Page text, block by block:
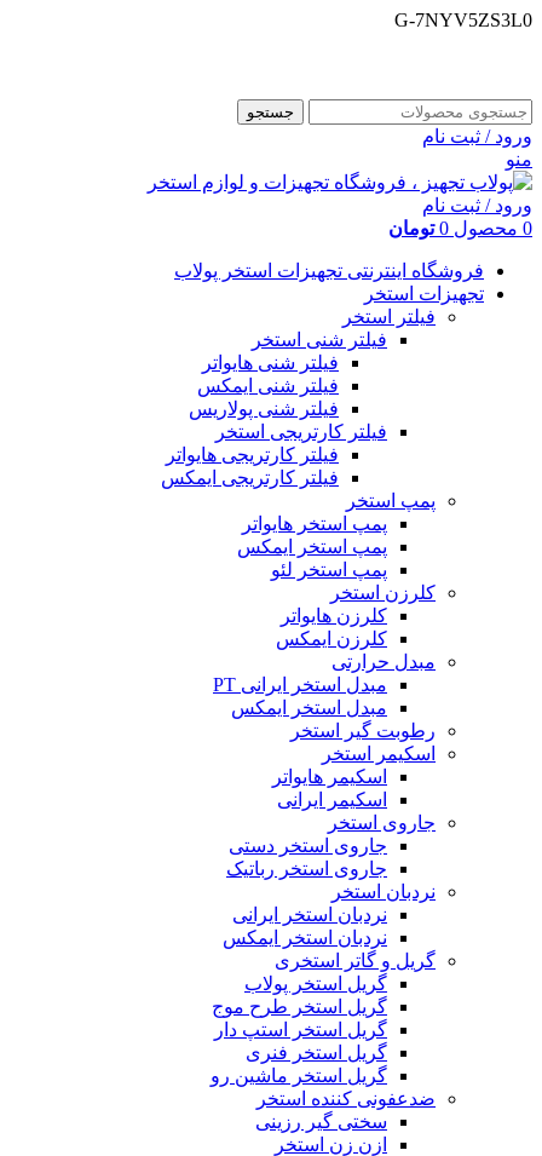
G-7NYV5ZS3L0
جستجو
ورود / ثبت نام
منو
ورود / ثبت نام
0 محصول 0 تومان
فروشگاه اینترنتی تجهیزات استخر پولاب
تجهیزات استخر
فیلتر استخر
فیلتر شنی استخر
فیلتر شنی هایواتر
فیلتر شنی ایمکس
فیلتر شنی پولاریس
فیلتر کارتریجی استخر
فیلتر کارتریجی هایواتر
فیلتر کارتریجی ایمکس
پمپ استخر
پمپ استخر هایواتر
پمپ استخر ایمکس
پمپ استخر لئو
کلرزن استخر
کلرزن هایواتر
کلرزن ایمکس
مبدل حرارتی
مبدل استخر ایرانی PT
مبدل استخر ایمکس
رطوبت گیر استخر
اسکیمر استخر
اسکیمر هایواتر
اسکیمر ایرانی
جاروی استخر
جاروی استخر دستی
جاروی استخر رباتیک
نردبان استخر
نردبان استخر ایرانی
نردبان استخر ایمکس
گریل و گاتر استخری
گریل استخر پولاب
گریل استخر طرح موج
گریل استخر استپ دار
گریل استخر فنری
گریل استخر ماشین رو
ضدعفونی کننده استخر
سختی گیر رزینی
ازن زن استخر